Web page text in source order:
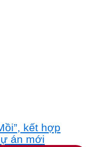
kết hợp
án mới